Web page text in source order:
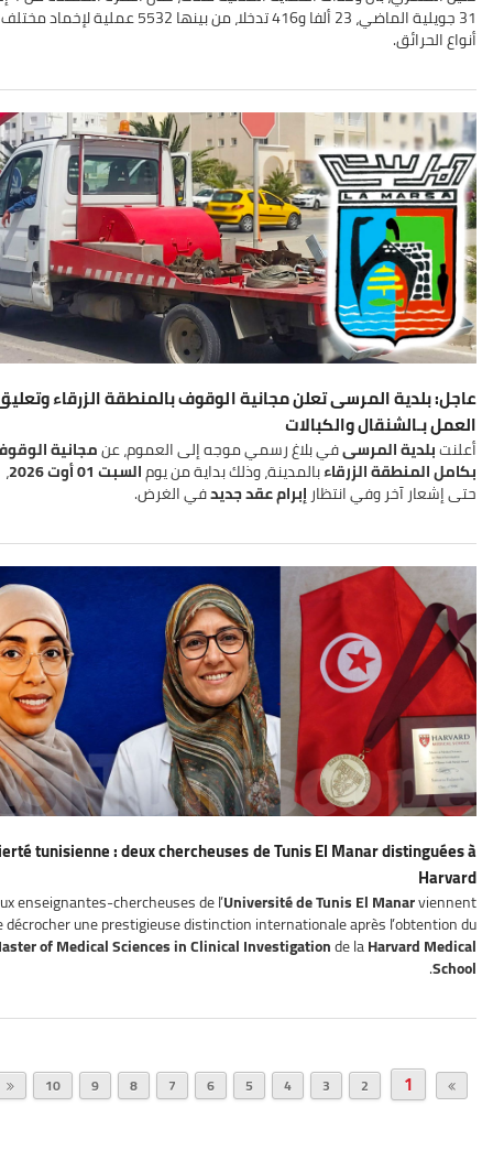
31 جويلية الماضي، 23 ألفا و416 تدخلا، من بينها 5532 عملية لإخماد مختلف
أنواع الحرائق.
عاجل: بلدية المرسى تعلن مجانية الوقوف بالمنطقة الزرقاء
العمل بـالشنقال والكبالات
أعلنتبلدية المرسىفي بلاغ رسمي موجه إلى العموم، عنمجانية
بكامل المنطقة الزرقاءبالمدينة، وذلك بداية من يومالسبت 01 أوت 2026 ،
حتى إشعار آخر وفي انتظار إبرام عقد جديدفي الغرض.
tunisienne : deux chercheuses de Tunis El Manar distinguées à
Harvard
enseignantes-chercheuses de l’Université de Tunis El Manarviennent
décrocher une prestigieuse distinction internationale après l’obtention du
of Medical Sciences in Clinical Investigationde laHarvard Medical
School
.
1
2
3
4
5
6
7
8
9
10